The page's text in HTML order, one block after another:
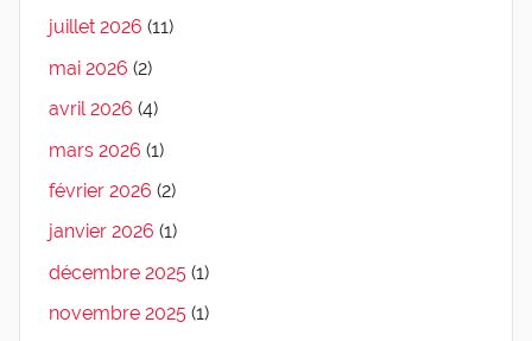
juillet 2026 (11)
mai 2026 (2)
avril 2026 (4)
mars 2026 (1)
février 2026 (2)
janvier 2026 (1)
décembre 2025 (1)
novembre 2025 (1)